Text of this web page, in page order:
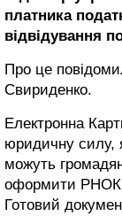
платника
відвідування
Про це
Свириденко.
Електронна
юридичну силу,
можуть
оформити
Готовий